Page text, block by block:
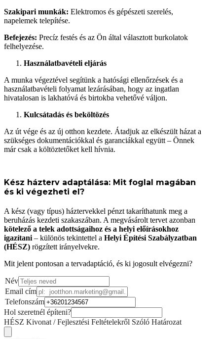
Szakipari munkák: Elektromos és gépészeti szerelés,
napelemek telepítése.
Befejezés: Precíz festés és az Ön által választott burkolatok
felhelyezése.
Használatbavételi eljárás
A munka végeztével segítünk a hatósági ellenőrzések és a
használatbavételi folyamat lezárásában, hogy az ingatlan
hivatalosan is lakhatóvá és birtokba vehetővé váljon.
Kulcsátadás és beköltözés
Az út vége és az új otthon kezdete. Átadjuk az elkészült házat a
szükséges dokumentációkkal és garanciákkal együtt – Önnek
már csak a költöztetőket kell hívnia.
Kész házterv adaptálása: Mit foglal magában
és ki végezheti el?
A kész (vagy típus) háztervekkel pénzt takaríthatunk meg a
beruházás kezdeti szakaszában. A megvásárolt tervet azonban
kötelező a telek adottságaihoz és a helyi előírásokhoz
igazítani – különös tekintettel a Helyi Építési Szabályzatban
(HÉSZ) rögzített irányelvekre.
Mit jelent pontosan a tervadaptáció, és ki jogosult elvégezni?
Név
Email cím
Telefonszám
Hol szeretnél építeni?
HÉSZ Kivonat / Fejlesztési Feltételekről Szóló Határozat